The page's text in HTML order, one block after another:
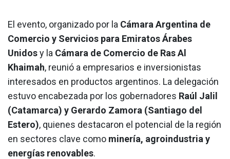
El evento, organizado por la Cámara Argentina de
Comercio y Servicios para Emiratos Árabes
Unidosy la Cámara de Comercio de Ras Al
Khaimah, reunió a empresarios e inversionistas
interesados en productos argentinos. La delegación
estuvo encabezada por los gobernadores Raúl Jalil
(Catamarca) y Gerardo Zamora (Santiago del
Estero), quienes destacaron el potencial de la región
en sectores clave como minería, agroindustria y
energías renovables.